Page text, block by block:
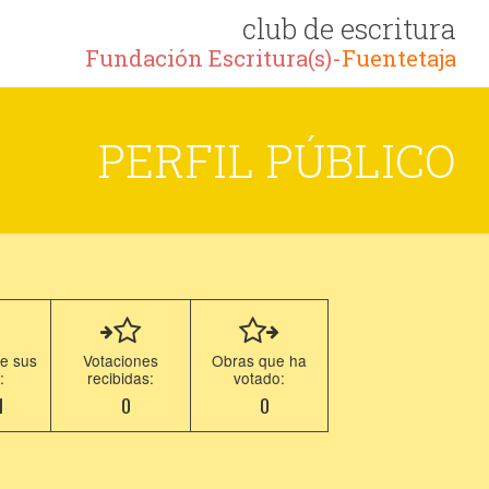
club de escritura
Fundación Escritura(s)-Fuentetaja
PERFIL PÚBLICO
sus
Votaciones
recibidas:
0
Obras que ha
votado:
0